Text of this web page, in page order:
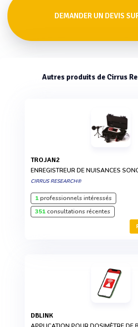
DEMANDER UN DEVIS
Autres produits de Cirrus
TROJAN2
ENREGISTREUR DE NUISANCES
CIRRUS RESEARCH®
1professionnels intéressés
351consultations récentes
DBLINK